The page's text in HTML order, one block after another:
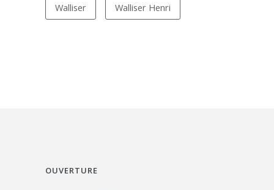
Walliser Walliser Henri
OUVERTURE